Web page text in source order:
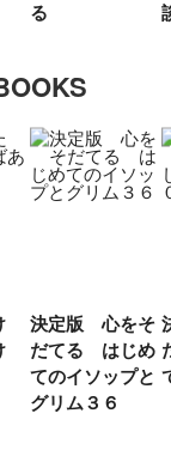
る
決定版 心をそ
だてる はじめ
てのイソップと
グリム３６